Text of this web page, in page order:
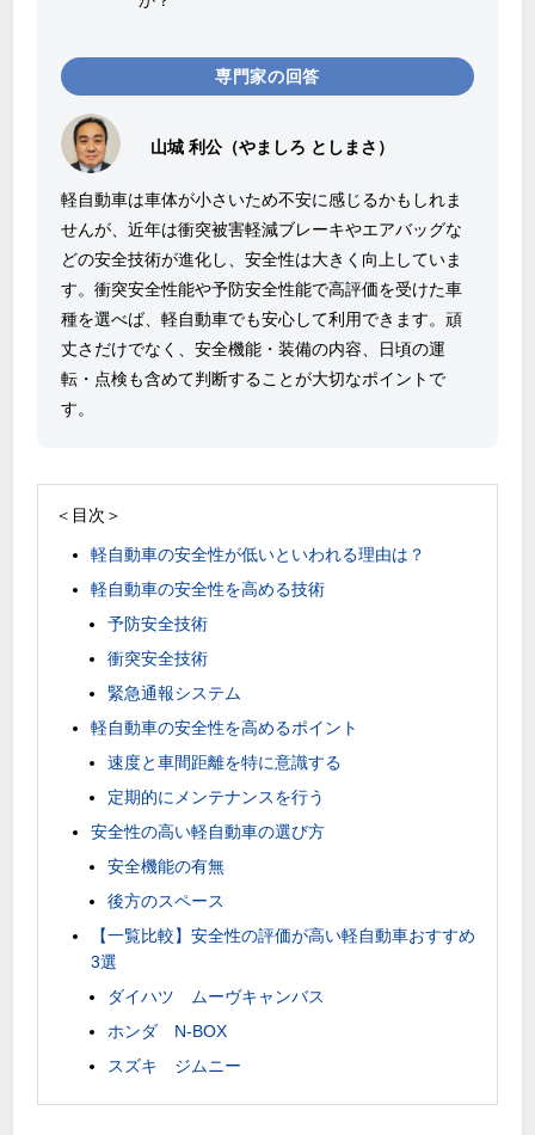
専門家の回答
山城 利公（やましろ としまさ）
軽自動車は車体が小さいため不安に感じるかもしれま
せんが、近年は衝突被害軽減ブレーキやエアバッグな
どの安全技術が進化し、安全性は大きく向上していま
す。衝突安全性能や予防安全性能で高評価を受けた車
種を選べば、軽自動車でも安心して利用できます。頑
丈さだけでなく、安全機能・装備の内容、日頃の運
転・点検も含めて判断することが大切なポイントで
す。
＜目次＞
軽自動車の安全性が低いといわれる理由は？
軽自動車の安全性を高める技術
予防安全技術
衝突安全技術
緊急通報システム
軽自動車の安全性を高めるポイント
速度と車間距離を特に意識する
定期的にメンテナンスを行う
安全性の高い軽自動車の選び方
安全機能の有無
後方のスペース
【一覧比較】安全性の評価が高い軽自動車おすすめ
3選
ダイハツ ムーヴキャンバス
ホンダ N-BOX
スズキ ジムニー